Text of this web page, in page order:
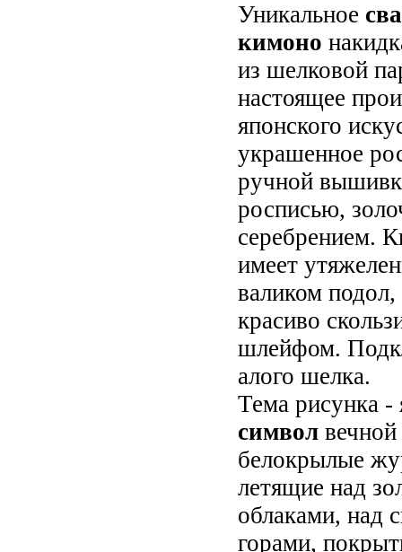
Уникальное
кимоно
из шелковой
настоящее
японского
украшенное
ручной
росписью,
серебрением.
имеет
валиком подол,
красиво
шлейфом.
алого шелка.
Тема рисунка -
символ
белокрылые
летящие над
облаками, над
горами,